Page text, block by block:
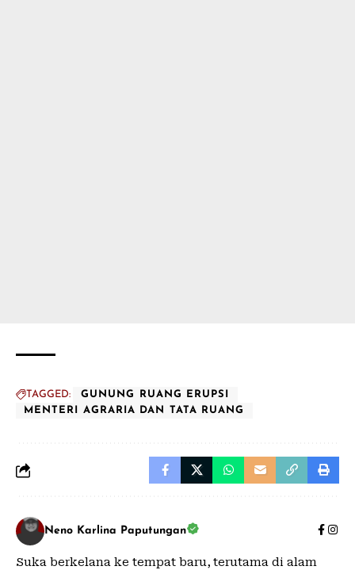
TAGGED:
GUNUNG RUANG ERUPSI
MENTERI AGRARIA DAN TATA RUANG
Neno Karlina Paputungan
Suka berkelana ke tempat baru, terutama di alam